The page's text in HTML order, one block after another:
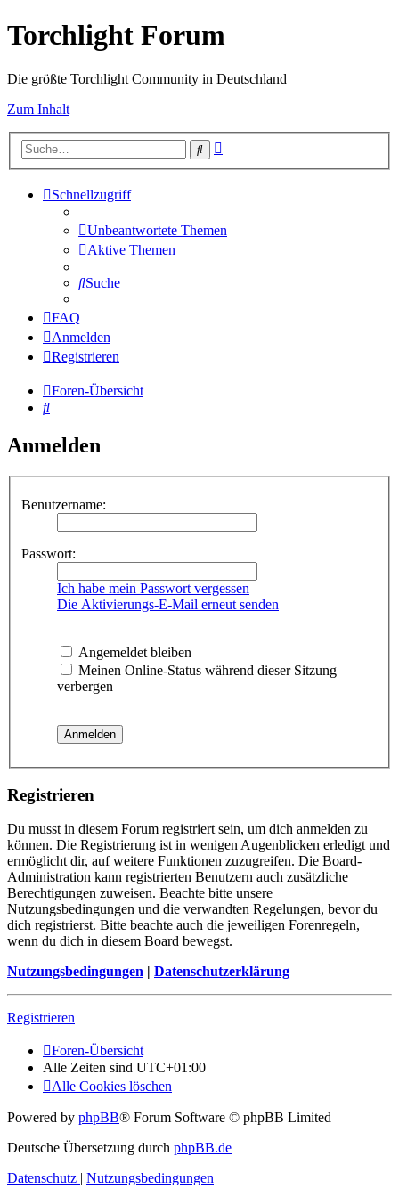
Torchlight Forum
Die größte Torchlight Community in Deutschland
Zum Inhalt
Suche
Schnellzugriff
Unbeantwortete Themen
Aktive Themen
Suche
FAQ
Anmelden
Registrieren
Foren-Übersicht
Suche
Anmelden
Benutzername:
Passwort:
Ich habe mein Passwort vergessen
Die Aktivierungs-E-Mail erneut senden
Angemeldet bleiben
Meinen Online-Status während dieser Sitzung
verbergen
Registrieren
Du musst in diesem Forum registriert sein, um dich anmelden zu
können. Die Registrierung ist in wenigen Augenblicken erledigt und
ermöglicht dir, auf weitere Funktionen zuzugreifen. Die Board-
Administration kann registrierten Benutzern auch zusätzliche
Berechtigungen zuweisen. Beachte bitte unsere
Nutzungsbedingungen und die verwandten Regelungen, bevor du
dich registrierst. Bitte beachte auch die jeweiligen Forenregeln,
wenn du dich in diesem Board bewegst.
Nutzungsbedingungen | Datenschutzerklärung
Registrieren
Foren-Übersicht
Alle Zeiten sind UTC+01:00
Alle Cookies löschen
Powered by phpBB® Forum Software © phpBB Limited
Deutsche Übersetzung durch phpBB.de
Datenschutz | Nutzungsbedingungen